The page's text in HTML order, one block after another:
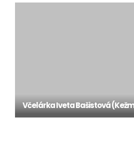
Včelárka Iveta Bašistová